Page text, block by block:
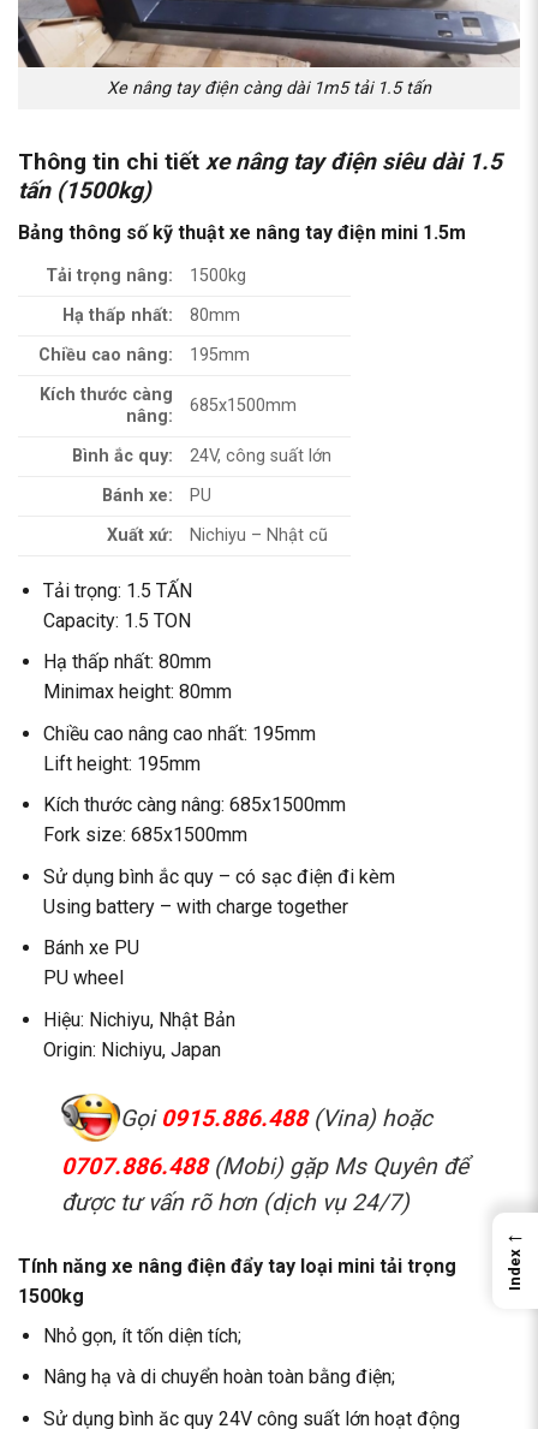
Xe nâng tay điện càng dài 1m5 tải 1.5 tấn
Thông tin chi tiết xe nâng tay điện siêu dài 1.5
tấn (1500kg)
Bảng thông số kỹ thuật xe nâng tay điện mini 1.5m
Tải trọng nâng:
1500kg
Hạ thấp nhất:
80mm
Chiều cao nâng:
195mm
Kích thước càng
nâng:
685x1500mm
Bình ắc quy:
24V, công suất lớn
Bánh xe:
PU
Xuất xứ:
Nichiyu – Nhật cũ
Tải trọng: 1.5 TẤN
Capacity: 1.5 TON
Hạ thấp nhất: 80mm
Minimax height: 80mm
Chiều cao nâng cao nhất: 195mm
Lift height: 195mm
Kích thước càng nâng: 685x1500mm
Fork size: 685x1500mm
Sử dụng bình ắc quy – có sạc điện đi kèm
Using battery – with charge together
Bánh xe PU
PU wheel
Hiệu: Nichiyu, Nhật Bản
Origin: Nichiyu, Japan
Gọi 0915.886.488(Vina) hoặc
0707.886.488 (Mobi) gặp Ms Quyên để
được tư vấn rõ hơn (dịch vụ 24/7)
Tính năng xe nâng điện đẩy tay loại mini tải trọng
1500kg
Nhỏ gọn, ít tốn diện tích;
Nâng hạ và di chuyển hoàn toàn bằng điện;
Sử dụng bình ăc quy 24V công suất lớn hoạt động
←
Index